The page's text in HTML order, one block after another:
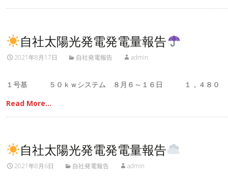
自社太陽光発電発電量報告
2021年8月17日 自社発電報告 admin
１号基 ５０ｋｗシステム ８月６～１６日 １，４８
Read More…
自社太陽光発電発電量報告
2021年8月6日 自社発電報告 admin